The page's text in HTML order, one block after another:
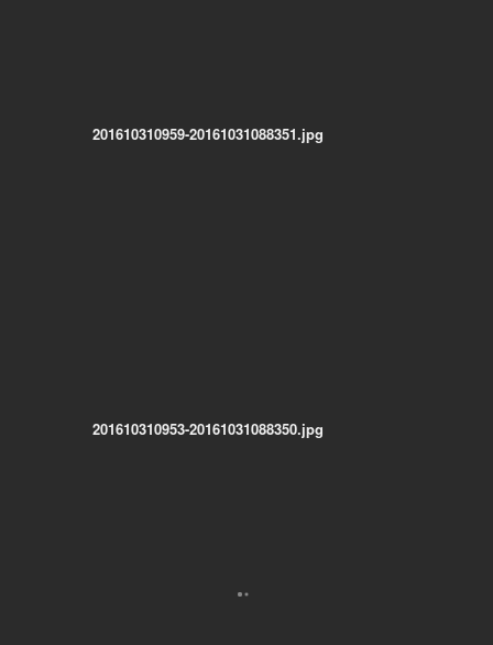
201610310959-20161031088351.jpg
201610310953-20161031088350.jpg